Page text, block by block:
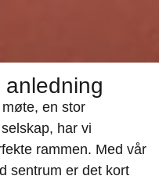
en stor
har vi
rammen. Med vår
sentrum er det kort